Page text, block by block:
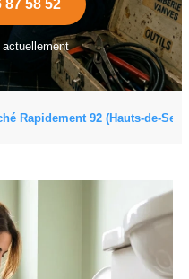
87 58 52
actuellement
Rapidement 92 (Hauts-de-